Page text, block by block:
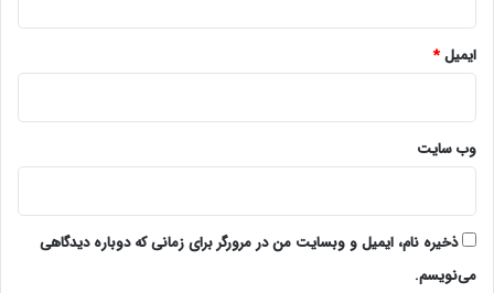
ایمیل*
وب‌ سایت
ذخیره نام، ایمیل و وبسایت من در مرورگر برای زمانی که دوباره دیدگاهی
می‌نویسم.